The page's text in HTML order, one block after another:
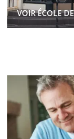
VOIR ÉCOLE